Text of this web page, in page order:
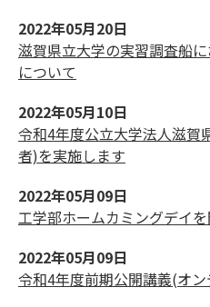
2022年05月20日
滋賀県立大学の実習調査船
について
2022年05月10日
令和4年度公立大学法人滋賀
者)を実施します
2022年05月09日
工学部ホームカミングデイ
2022年05月09日
令和4年度前期公開講義(オ